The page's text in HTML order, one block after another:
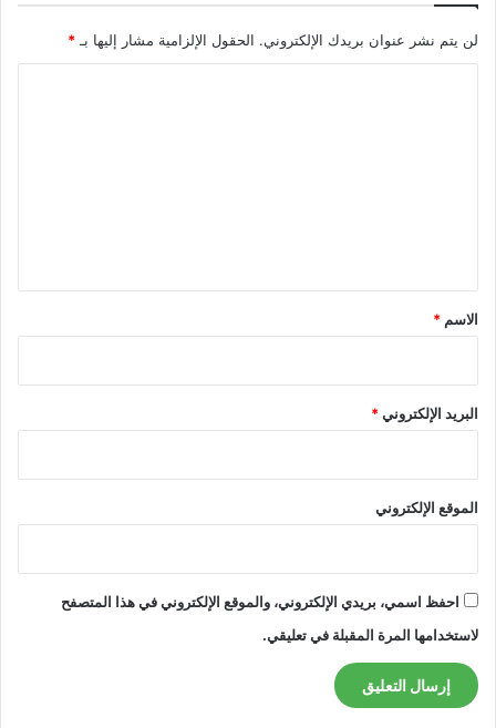
لن يتم نشر عنوان بريدك الإلكتروني. الحقول الإلزامية مشار إليها بـ*
*
الاسم *
البريد الإلكتروني*
الموقع الإلكتروني
احفظ اسمي، بريدي الإلكتروني، والموقع الإلكتروني في هذا المتصفح
لاستخدامها المرة المقبلة في تعليقي.